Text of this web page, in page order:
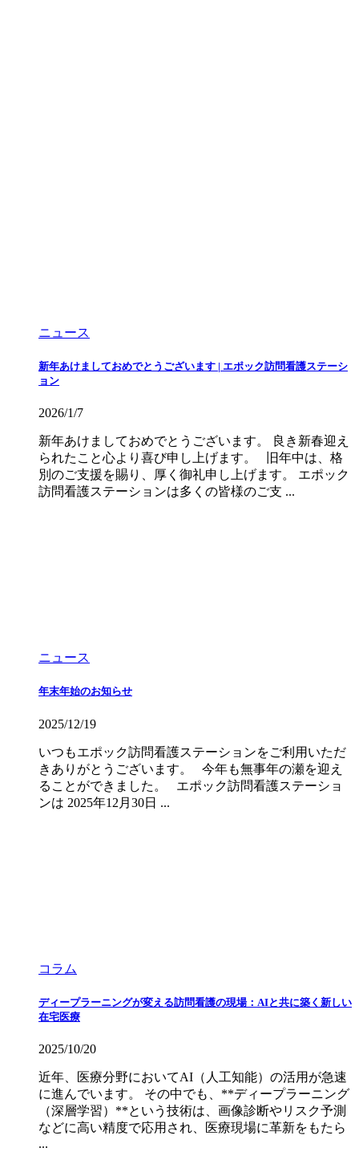
ニュース
新年あけましておめでとうございます | エポック訪問看護ステーシ
ョン
2026/1/7
新年あけましておめでとうございます。 良き新春迎え
られたこと心より喜び申し上げます。 旧年中は、格
別のご支援を賜り、厚く御礼申し上げます。 エポック
訪問看護ステーションは多くの皆様のご支 ...
ニュース
年末年始のお知らせ
2025/12/19
いつもエポック訪問看護ステーションをご利用いただ
きありがとうございます。 今年も無事年の瀬を迎え
ることができました。 エポック訪問看護ステーショ
ンは 2025年12月30日 ...
コラム
ディープラーニングが変える訪問看護の現場：AIと共に築く新しい
在宅医療
2025/10/20
近年、医療分野においてAI（人工知能）の活用が急速
に進んでいます。 その中でも、**ディープラーニング
（深層学習）**という技術は、画像診断やリスク予測
などに高い精度で応用され、医療現場に革新をもたら
...